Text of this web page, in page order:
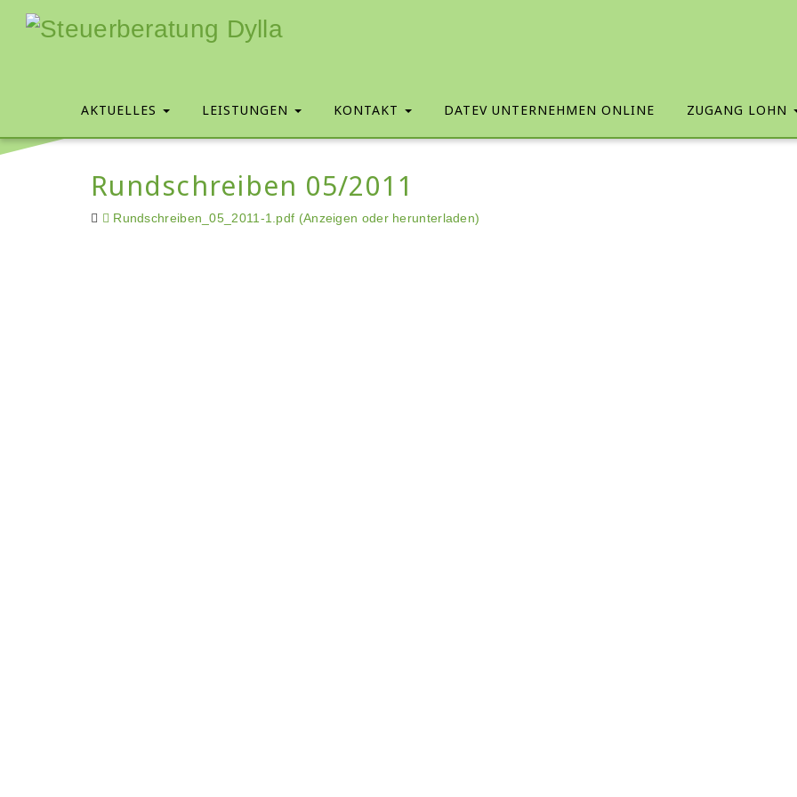
AKTUELLES LEISTUNGEN KONTAKT DATEV UNTERNEHMEN ONLINE ZUGANG LOHN
Rundschreiben 05/2011
Rundschreiben_05_2011-1.pdf (Anzeigen oder herunterladen)